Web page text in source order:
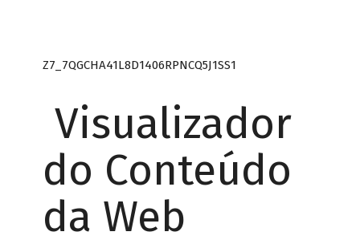
Z7_7QGCHA41L8D1406RPNCQ5J1SS1
Visualizador
do Conteúdo
da Web